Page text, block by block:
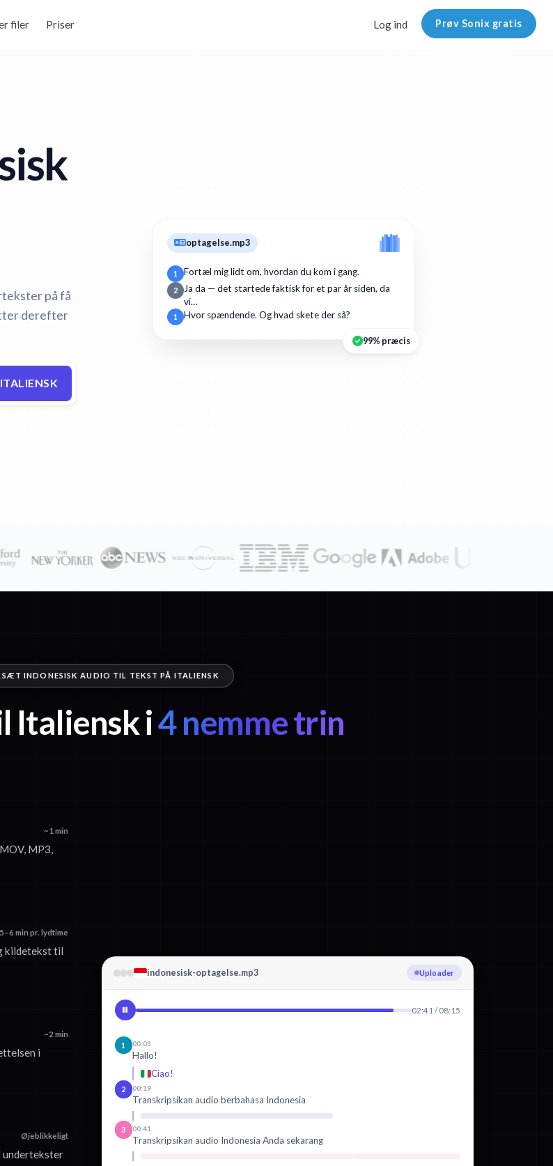
filer Priser Log ind Prøv Sonix gratis
på få
derefter
optagelse.mp3
1 Fortæl mig lidt om, hvordan du kom i gang.
2
Ja da — det startede faktisk for et par år siden, da
vi…
1 Hvor spændende. Og hvad skete der så?
99% præcis
INDONESISK AUDIO TIL TEKST PÅ ITALIENSK
Italiensk i4 nemme trin
~1 min
MP3,
5–6 min pr. lydtime
kildetekst til
~2 min
i
Øjeblikkeligt
undertekster
indonesisk-optagelse.mp3 Transskriberer Indonesisk
02:41 / 08:15
1 00:03
Hallo!
Ciao!
2 00:19
Transkripsikan audio berbahasa Indonesia
3 00:41
Transkripsikan audio Indonesia Anda sekarang